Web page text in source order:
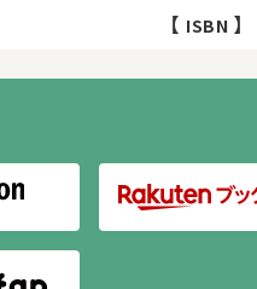
【 ISBN 】